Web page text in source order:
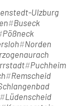
Ulzburg
Buseck
Pößneck
Norden
Puchheim
Remscheid
Lüdenscheid